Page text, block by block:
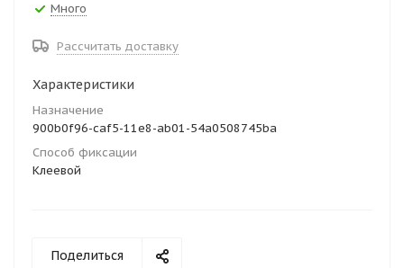
Много
Рассчитать доставку
Характеристики
Назначение
900b0f96-caf5-11e8-ab01-54a0508745ba
Способ фиксации
Клеевой
Поделиться